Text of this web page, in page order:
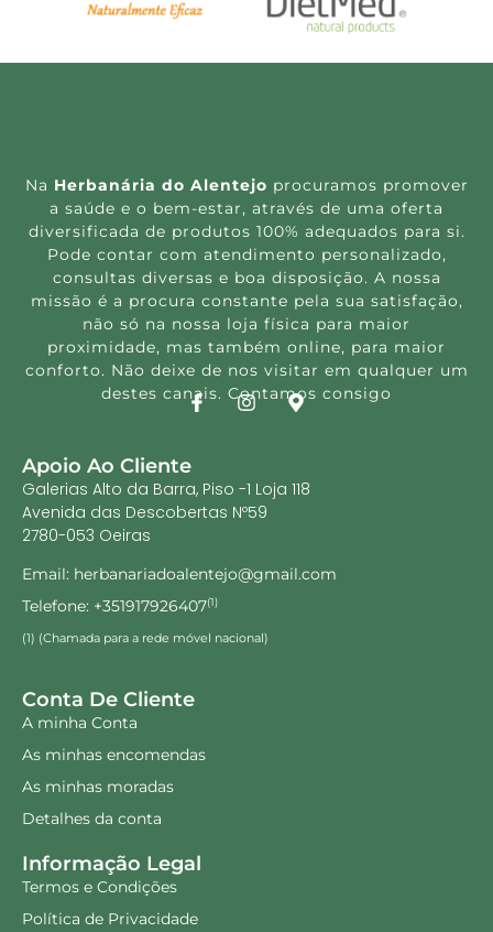
Na Herbanária do Alentejo procuramos promover
a saúde e o bem-estar, através de uma oferta
diversificada de produtos 100% adequados para si.
Pode contar com atendimento personalizado,
consultas diversas e boa disposição. A nossa
missão é a procura constante pela sua satisfação,
não só na nossa loja física para maior
proximidade, mas também online, para maior
conforto. Não deixe de nos visitar em qualquer um
destes canais. Contamos consigo
Apoio Ao Cliente
Galerias Alto da Barra, Piso -1 Loja 118
Avenida das Descobertas Nº59
2780-053 Oeiras
Email: herbanariadoalentejo@gmail.com
Telefone: +351917926407(1)
(1) (Chamada para a rede móvel nacional)
Conta De Cliente
A minha Conta
As minhas encomendas
As minhas moradas
Detalhes da conta
Informação Legal
Termos e Condições
Política de Privacidade